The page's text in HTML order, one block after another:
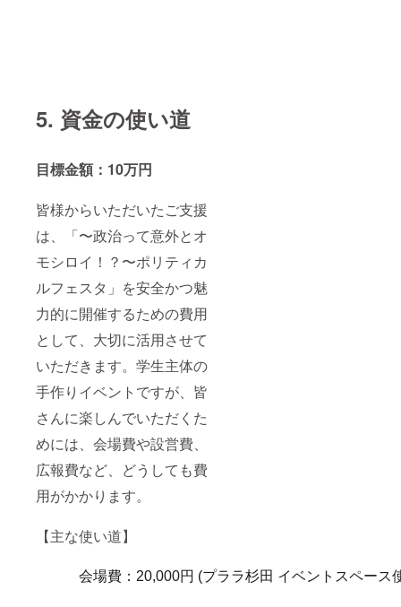
5. 資金の使い道
目標金額：10万円
皆様からいただいたご支援
は、「〜政治って意外とオ
モシロイ！？〜ポリティカ
ルフェスタ」を安全かつ魅
力的に開催するための費用
として、大切に活用させて
いただきます。学生主体の
手作りイベントですが、皆
さんに楽しんでいただくた
めには、会場費や設営費、
広報費など、どうしても費
用がかかります。
【主な使い道】
会場費：20,000円 (プララ杉田 イベントスペース